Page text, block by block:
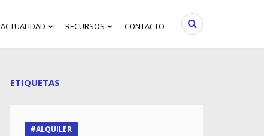
ACTUALIDAD RECURSOS CONTACTO
ETIQUETAS
ALQUILER